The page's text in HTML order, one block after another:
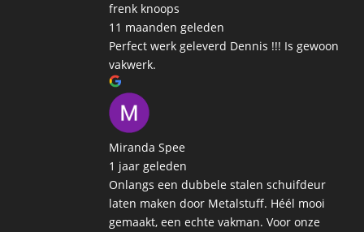
frenk knoops
11 maanden geleden
Perfect werk geleverd Dennis !!! Is gewoon
vakwerk.
Miranda Spee
1 jaar geleden
Onlangs een dubbele stalen schuifdeur
laten maken door Metalstuff. Héél mooi
gemaakt, een echte vakman. Voor onze